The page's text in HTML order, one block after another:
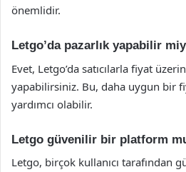
önemlidir.
Letgo’da pazarlık yapabilir
Evet, Letgo’da satıcılarla fiyat
yapabilirsiniz. Bu, daha uygun bir
yardımcı olabilir.
Letgo güvenilir bir platform
Letgo, birçok kullanıcı tarafından